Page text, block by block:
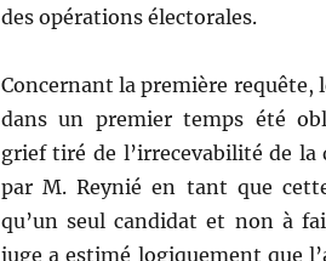
des opérations électorales.
Concernant la première requête,
dans un premier temps été
grief tiré de l’irrecevabilité de la
par M. Reynié en tant que
qu’un seul candidat et non à
juge a estimé logiquement que